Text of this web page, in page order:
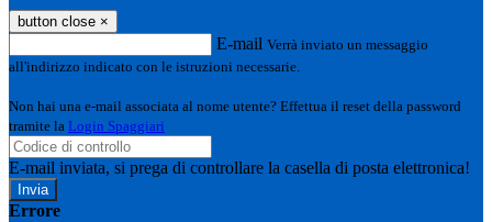
button close ×
E-mail Verrà inviato un messaggio
all'indirizzo indicato con le istruzioni necessarie.
Non hai una e-mail associata al nome utente? Effettua il reset della password
tramite la Login Spaggiari
E-mail inviata, si prega di controllare la casella di posta elettronica!
Errore